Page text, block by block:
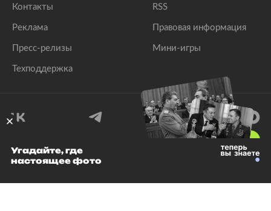
Контакты
Реклама
Пресс-релизы
Техподдержка
RSS
Правовая информация
Мини-игры
© 1999–2026 Все права защищены.
Угадайте, где
настоящее фото